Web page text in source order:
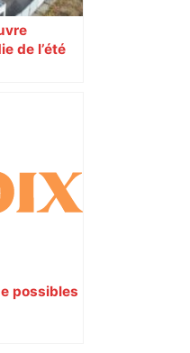
de l’été
possibles